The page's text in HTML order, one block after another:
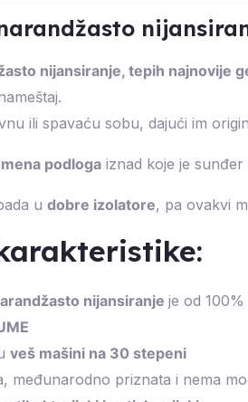
nijansiranje, tepih najnovije
ili spavaću sobu, dajući im
podloga iznad koje je
u dobre izolatore, pa ovakvi
nijansiranje je od 100%
veš mašini na 30 stepeni
međunarodno priznata i nema